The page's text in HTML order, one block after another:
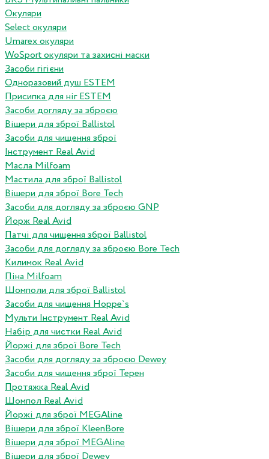
Окуляри
Select окуляри
Umarex окуляри
WoSport окуляри та захисні маски
Засоби гігієни
Одноразовий душ ESTEM
Присипка для ніг ESTEM
Засоби догляду за зброєю
Вішери для зброї Ballistol
Засоби для чищення зброї
Інструмент Real Avid
Масла Milfoam
Мастила для зброї Ballistol
Вішери для зброї Bore Tech
Засоби для догляду за зброєю GNP
Йорж Real Avid
Патчі для чищення зброї Ballistol
Засоби для догляду за зброєю Bore Tech
Килимок Real Avid
Піна Milfoam
Шомполи для зброї Ballistol
Засоби для чищення Hoppe`s
Мульти Інструмент Real Avid
Набір для чистки Real Avid
Йоржі для зброї Bore Tech
Засоби для догляду за зброєю Dewey
Засоби для чищення зброї Терен
Протяжка Real Avid
Шомпол Real Avid
Йоржі для зброї MEGAline
Вішери для зброї KleenBore
Вішери для зброї MEGAline